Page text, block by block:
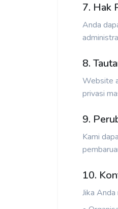
7. Hak
Anda
8.
Website
privasi
9.
Kami
10.
Jika